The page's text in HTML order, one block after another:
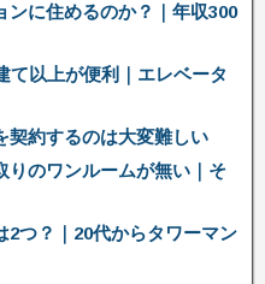
ンに住めるのか？｜年収300
て以上が便利｜エレベータ
契約するのは大変難しい
りのワンルームが無い｜そ
2つ？｜20代からタワーマン